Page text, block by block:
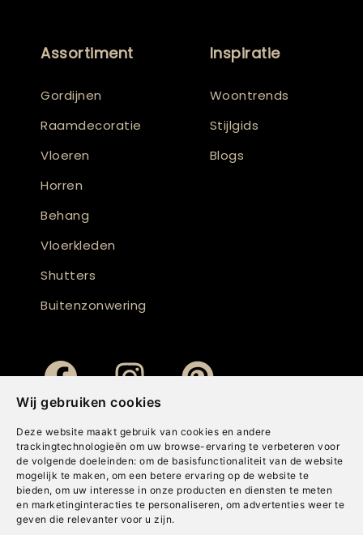
Wij gebruiken cookies
Deze website maakt gebruik van cookies en andere
trackingtechnologieën om uw browse-ervaring te verbeteren voor
de volgende doeleinden: om de basisfunctionaliteit van de website
mogelijk te maken , om een betere ervaring op de website te
bieden, om uw interesse in onze producten en diensten te meten
en marketinginteracties te personaliseren , om advertenties weer te
geven die relevanter voor u zijn.
Assortiment
Gordijnen
Raamdecoratie
Vloeren
Horren
Behang
Vloerkleden
Shutters
Buitenzonwering
Inspiratie
Woontrends
Stijlgids
Blogs